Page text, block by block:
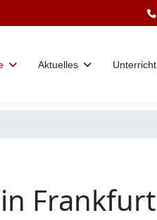
Aktuelles Unterricht
Frankfurt